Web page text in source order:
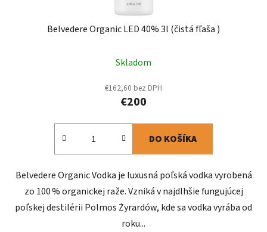
Belvedere Organic LED 40% 3l (čistá fľaša )
Skladom
€162,60 bez DPH
€200
DO KOŠÍKA
Belvedere Organic Vodka je luxusná poľská vodka vyrobená
zo 100 % organickej raže. Vzniká v najdlhšie fungujúcej
poľskej destilérii Polmos Żyrardów, kde sa vodka vyrába od
roku...